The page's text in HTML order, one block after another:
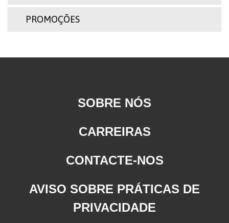
PROMOÇÕES
SOBRE NÓS
CARREIRAS
CONTACTE-NOS
AVISO SOBRE PRÁTICAS DE
PRIVACIDADE